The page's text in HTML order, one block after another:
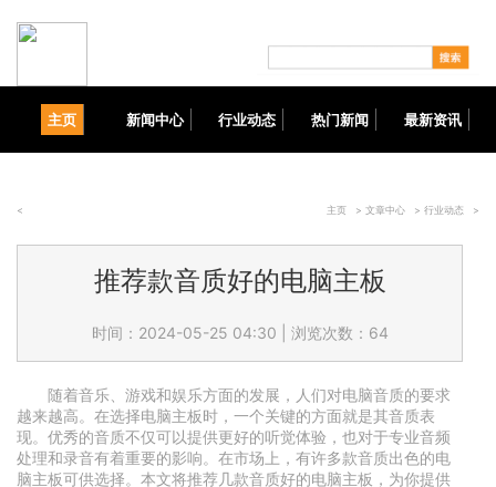
主页 新闻中心 行业动态 热门新闻 最新资讯
< 主页 > 文章中心 > 行业动态 >
推荐款音质好的电脑主板
时间：2024-05-25 04:30 浏览次数：64
随着音乐、游戏和娱乐方面的发展，人们对电脑音质的要求
越来越高。在选择电脑主板时，一个关键的方面就是其音质表
现。优秀的音质不仅可以提供更好的听觉体验，也对于专业音频
处理和录音有着重要的影响。在市场上，有许多款音质出色的电
脑主板可供选择。本文将推荐几款音质好的电脑主板，为你提供